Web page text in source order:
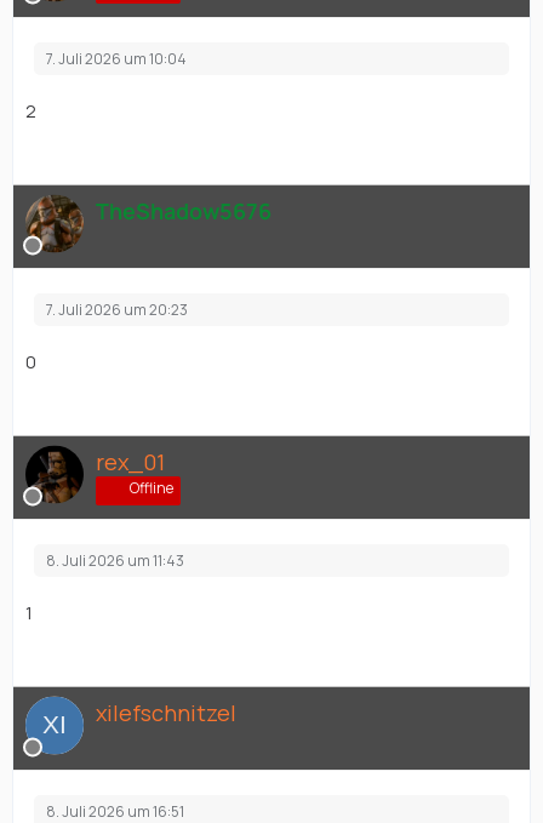
7. Juli 2026 um 10:04
2
TheShadow5676
7. Juli 2026 um 20:23
0
rex_01
Offline
8. Juli 2026 um 11:43
1
xilefschnitzel
8. Juli 2026 um 16:51